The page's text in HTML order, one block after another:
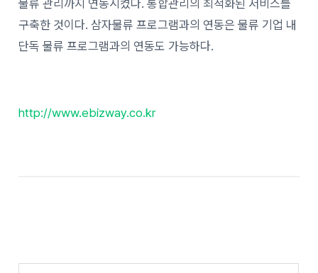
물류 관리까지 연동시켰다. 통합관리의 최적화된 서비스를
구축한 것이다. 삼자물류 프로그램과의 연동은 물류 기업 내
단독 물류 프로그램과의 연동도 가능하다.
http://www.ebizway.co.kr